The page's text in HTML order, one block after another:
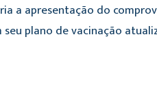
a apresentação do
plano de vacinação